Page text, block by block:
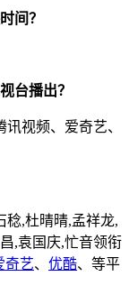
间？
台播出？
视频、爱奇艺、
稔,杜晴晴,孟祥龙,
,袁国庆,忙音领衔
奇艺、 优酷、等平